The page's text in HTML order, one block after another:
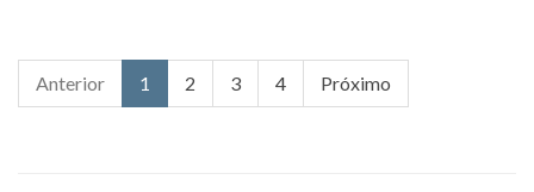
Anterior 1 2 3 4 Próximo